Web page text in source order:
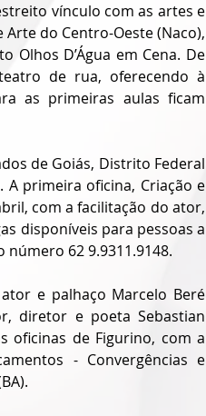
vínculo com as artes e
do Centro-Oeste (Naco),
D’Água em Cena. De
de rua, oferecendo à
as primeiras aulas ficam
de Goiás, Distrito Federal
A primeira oficina, Criação e
com a facilitação do ator,
disponíveis para pessoas a
62 9.9311.9148.
e palhaço Marcelo Beré
diretor e poeta Sebastian
oficinas de Figurino, com a
- Convergências e